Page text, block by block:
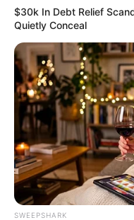
ช่วงวันที่ 11 – 20
หมายงานสำคัญสร้าง
หรือธุรกิจที่อยากทำอยู่
จะมีโอกาสได้สานต่อโ
เสริมเข้ามาช่วยเพิ่มค
สบายๆ ไม่มีเหตุจำเป็น
โชค อาจได้ของขวัญขอ
แบบสุดๆ คนรักทั้งเอา
ทำให้คุณกลายเป็นคน
คบหาคนอายุมากกว่า
$30k In Debt Relief
Quietly Conceal
SWEEPSHARK